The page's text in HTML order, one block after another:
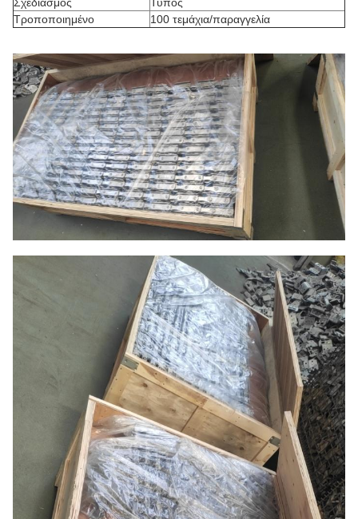
Τροποποιημένο
100 τεμάχια/παραγγελία